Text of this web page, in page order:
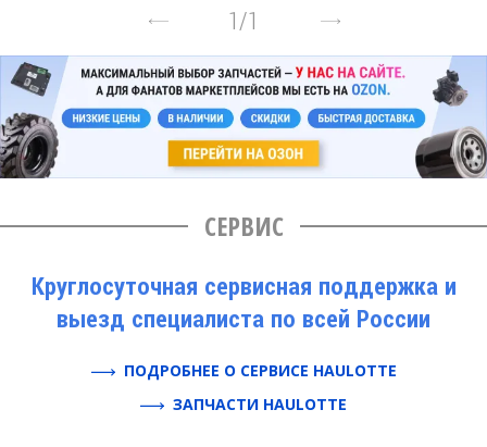
1/1
СЕРВИС
Круглосуточная сервисная поддержка и
выезд специалиста по всей России
ПОДРОБНЕЕ О СЕРВИСЕ HAULOTTE
ЗАПЧАСТИ HAULOTTE